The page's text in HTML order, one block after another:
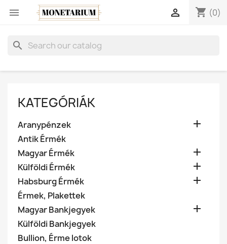
 shopping_cart (0)

search
KATEGÓRIÁK
Aranypénzek 
Antik Érmék
Magyar Érmék

Külföldi Érmék 
Habsburg Érmék 
Érmek, Plakettek
Magyar Bankjegyek

Külföldi Bankjegyek
Bullion, Érme lotok